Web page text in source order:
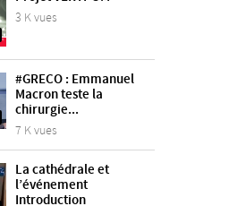
3 K vues
#GRECO : Emmanuel
Macron teste la
chirurgie...
7 K vues
La cathédrale et
l’événement
Introduction